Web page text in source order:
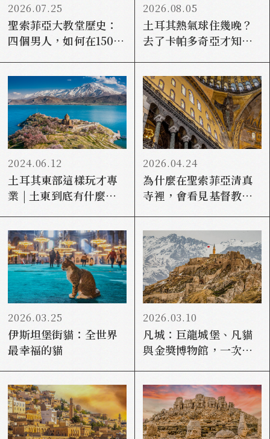
2026.07.25
聖索菲亞大教堂歷史：
四個男人，如何在1500
2026.08.05
土耳其熱氣球住幾晚？
去了卡帕多奇亞才知道
2024.06.12
土耳其東部這樣玩才專
業 | 土東到底有什麼？
2026.04.24
為什麼在聖索菲亞清真
寺裡，會看見基督教的
2026.03.25
伊斯坦堡街貓：全世界
最幸福的貓
2026.03.10
凡城：巨龍城堡、凡貓
與金獎博物館，一次看